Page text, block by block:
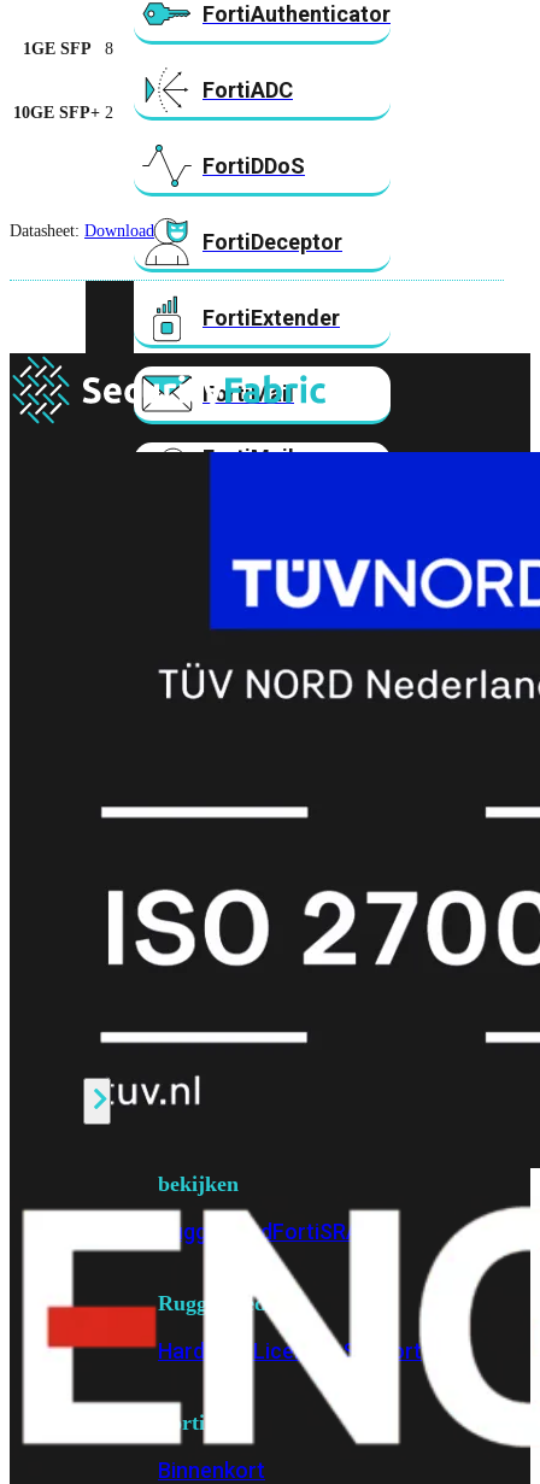
FortiAuthenticator
FortiADC
FortiDDoS
FortiDeceptor
FortiExtender
FortiMail
FortiMail
FortiNAC
FortiProxy
FortiWeb
bekijken
RuggedizedFortiSRA
Ruggedized
Hardware LicentiesSupport
FortiSRA
Binnenkort
1GE SFP 8
10GE SFP+ 2
Datasheet: Download